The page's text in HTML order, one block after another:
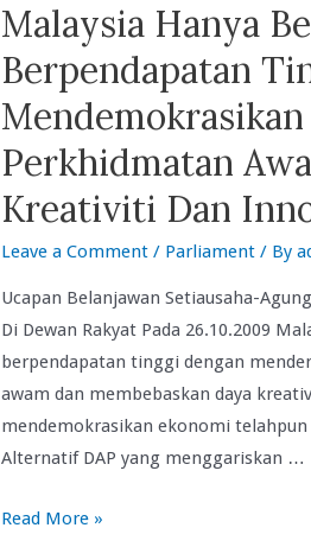
Malaysia Hanya
Berpendapatan
Perkhidmatan
Kreativiti Dan
Leave a Comment / Parliament / By
Ucapan Belanjawan Setiausaha-
Di Dewan Rakyat Pada 26.10.2009
berpendapatan tinggi dengan
awam dan membebaskan daya
mendemokrasikan ekonomi
Alternatif DAP yang menggariskan …
Malaysia
Read More »